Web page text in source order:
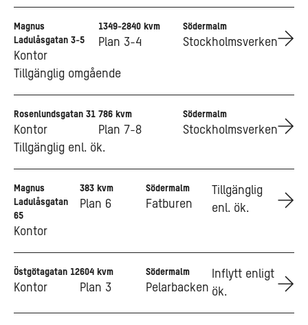
Go to Magnus Ladulåsgatan 3-5
Magnus
Ladulåsgatan 3-5
Kontor
1349-2840 kvm
Plan 3-4
Södermalm
Stockholmsverken
Tillgänglig omgående
Go to Rosenlundsgatan 31
Rosenlundsgatan 31
Kontor
786 kvm
Plan 7-8
Södermalm
Stockholmsverken
Tillgänglig enl. ök.
Go to Magnus Ladulåsgatan 65
Magnus
Ladulåsgatan
65
Kontor
383 kvm
Plan 6
Södermalm
Fatburen
Tillgänglig
enl. ök.
Go to Östgötagatan 12
Östgötagatan 12
Kontor
604 kvm
Plan 3
Södermalm
Pelarbacken
Inflytt enligt
ök.